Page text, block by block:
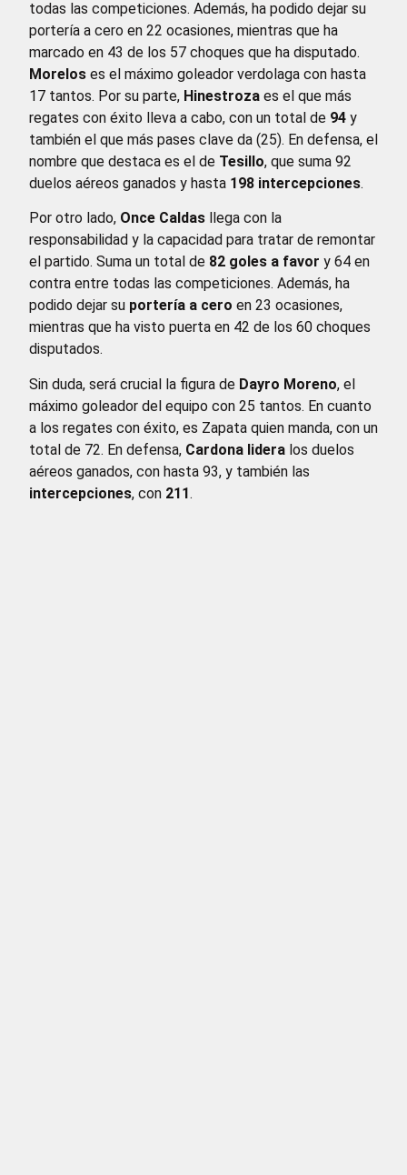
todas las competiciones. Además, ha podido dejar su
portería a cero en 22 ocasiones, mientras que ha
marcado en 43 de los 57 choques que ha disputado.
Morelos es el máximo goleador verdolaga con hasta
17 tantos. Por su parte, Hinestroza es el que más
regates con éxito lleva a cabo, con un total de 94 y
también el que más pases clave da (25). En defensa, el
nombre que destaca es el de Tesillo, que suma 92
duelos aéreos ganados y hasta 198 intercepciones.
Por otro lado, Once Caldas llega con la
responsabilidad y la capacidad para tratar de remontar
el partido. Suma un total de 82 goles a favor y 64 en
contra entre todas las competiciones. Además, ha
podido dejar su portería a cero en 23 ocasiones,
mientras que ha visto puerta en 42 de los 60 choques
disputados.
Sin duda, será crucial la figura de Dayro Moreno, el
máximo goleador del equipo con 25 tantos. En cuanto
a los regates con éxito, es Zapata quien manda, con un
total de 72. En defensa, Cardona lidera los duelos
aéreos ganados, con hasta 93, y también las
intercepciones, con 211.